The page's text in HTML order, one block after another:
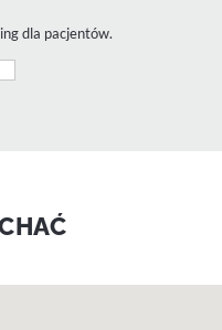
dla pacjentów.